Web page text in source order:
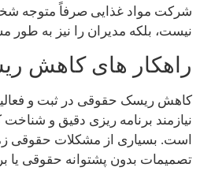
شرکت مواد غذایی صرفاً متوجه
نیست، بلکه مدیران را نیز به طور
راهکار های کاهش
کاهش ریسک حقوقی در ثبت و
نیازمند برنامه ریزی دقیق و شناخت
است. بسیاری از مشکلات حقوقی
تصمیمات بدون پشتوانه حقوقی